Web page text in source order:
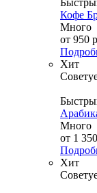
Кофе
Много
от 950
Хит
Много
от 1
Хит